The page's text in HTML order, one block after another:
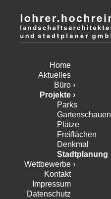
Home
Aktuelles
Büro
Projekte
Parks
Gartenschauen
Plätze
Freiflächen
Denkmal
Stadtplanung
Wettbewerbe
Kontakt
Impressum
Datenschutz